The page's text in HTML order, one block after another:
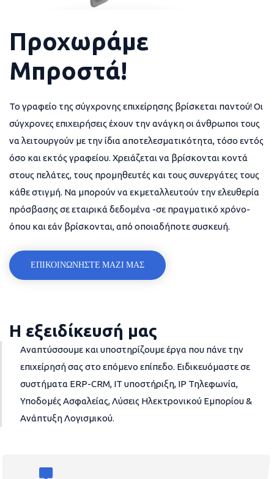
Προχωράμε
Μπροστά!
Το γραφείο της σύγχρονης επιχείρησης βρίσκεται παντού! Οι
σύγχρονες επιχειρήσεις έχουν την ανάγκη οι άνθρωποι τους
να λειτουργούν με την ίδια αποτελεσματικότητα, τόσο εντός
όσο και εκτός γραφείου. Χρειάζεται να βρίσκονται κοντά
στους πελάτες, τους προμηθευτές και τους συνεργάτες τους
κάθε στιγμή. Να μπορούν να εκμεταλλευτούν την ελευθερία
πρόσβασης σε εταιρικά δεδομένα -σε πραγματικό χρόνο-
όπου και εάν βρίσκονται, από οποιαδήποτε συσκευή.
ΕΠΙΚΟΙΝΩΝΗΣΤΕ ΜΑΖΙ ΜΑΣ
Η εξειδίκευσή μας
Αναπτύσσουμε και υποστηρίζουμε έργα που πάνε την
επιχείρησή σας στο επόμενο επίπεδο. Ειδικευόμαστε σε
συστήματα ERP-CRM, IT υποστήριξη, IP Τηλεφωνία,
Υποδομές Ασφαλείας, Λύσεις Ηλεκτρονικού Εμπορίου &
Ανάπτυξη Λογισμικού.